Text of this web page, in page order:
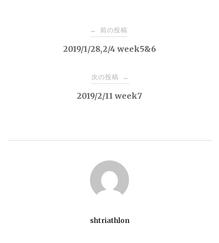
← 前の投稿
2019/1/28,2/4 week5&6
次の投稿 →
2019/2/11 week7
shtriathlon